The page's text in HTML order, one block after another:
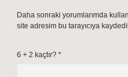
Daha sonraki yorumlarımda
site adresim bu tarayıcıya
6 + 2 kaçtır? *